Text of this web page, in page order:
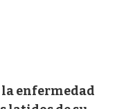
enfermedad